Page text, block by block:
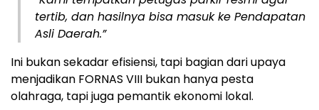
tertib, dan hasilnya bisa masuk ke Pendapatan
Asli Daerah.”
Ini bukan sekadar efisiensi, tapi bagian dari upaya
menjadikan FORNAS VIII bukan hanya pesta
olahraga, tapi juga pemantik ekonomi lokal.